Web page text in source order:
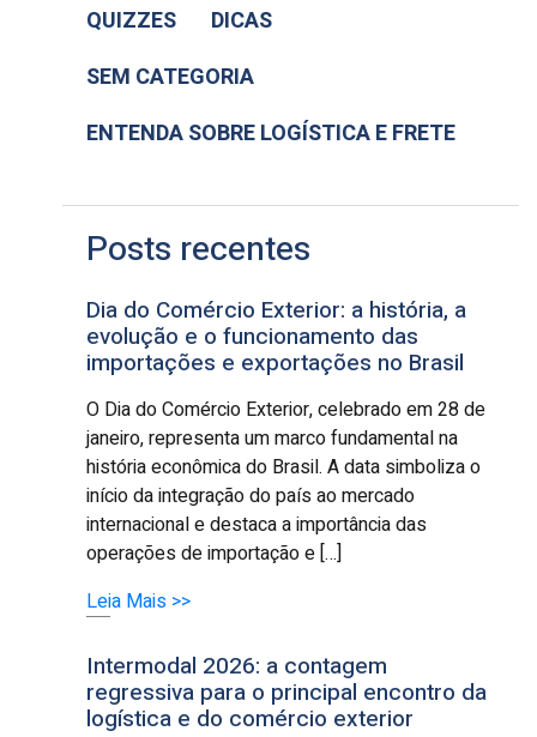
QUIZZES
DICAS
SEM CATEGORIA
ENTENDA SOBRE LOGÍSTICA E FRETE
Posts recentes
Dia do Comércio Exterior: a história, a
evolução e o funcionamento das
importações e exportações no Brasil
O Dia do Comércio Exterior, celebrado em 28 de
janeiro, representa um marco fundamental na
história econômica do Brasil. A data simboliza o
início da integração do país ao mercado
internacional e destaca a importância das
operações de importação e […]
Leia Mais >>
Intermodal 2026: a contagem
regressiva para o principal encontro da
logística e do comércio exterior